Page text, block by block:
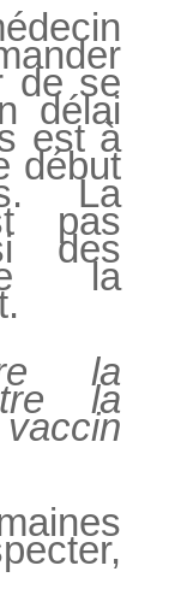
de se
délai
est à
début
La
pas
des
la
la
la